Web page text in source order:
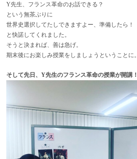
Y先生、フランス革命のお話できる？
という無茶ぶりに
世界史選択してたしできますよー、準備したら！
と快諾してくれました。
そうと決まれば、善は急げ。
期末後にお楽しみ授業をしましょうということに。
そして先日、Y先生のフランス革命の授業が開講！